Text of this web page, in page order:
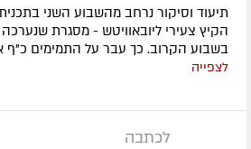
תיעוד וסיקור נרחב מהשבוע השני
הקיץ צעירי ליובאוויטש - מסגרת שנערכה
בשבוע הקרוב. כך עבר על התמימים כ"ף
לצפייה
לכתבה